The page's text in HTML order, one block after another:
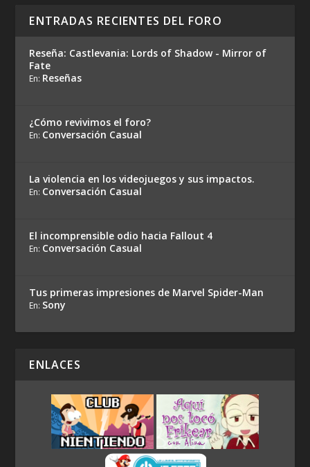
ENTRADAS RECIENTES DEL FORO
Reseña: Castlevania: Lords of Shadow - Mirror of
Fate
En: Reseñas
¿Cómo revivimos el foro?
En: Conversación Casual
La violencia en los videojuegos y sus impactos.
En: Conversación Casual
El incomprensible odio hacia Fallout 4
En: Conversación Casual
Tus primeras impresiones de Marvel Spider-Man
En: Sony
ENLACES